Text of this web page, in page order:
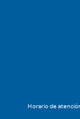
Horario de